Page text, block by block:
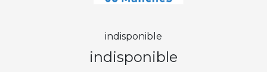
indisponible
indisponible